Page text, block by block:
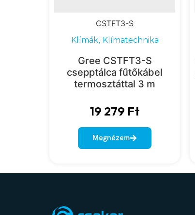
CSTFT3-S
Klímák, Klímatechnika
Gree CSTFT3-S
csepptálca fűtőkábel
termosztáttal 3 m
19 279 Ft
Megnézem